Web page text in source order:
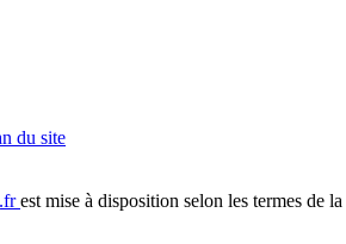
du site
est mise à disposition selon les termes de la